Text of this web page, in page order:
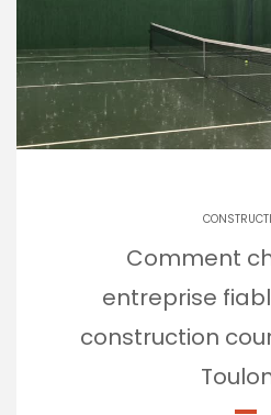
Comment
entreprise
construction